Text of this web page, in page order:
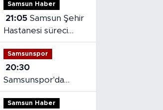
Samsun Haber
21:05 Samsun Şehir
Hastanesi süreci
masaya yatırıldı
Samsunspor
20:30
Samsunspor'da
Gabriele dönemi
başladı
Samsun Haber